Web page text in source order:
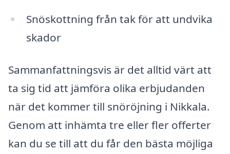
Snöskottning från tak för att undvika
skador
Sammanfattningsvis är det alltid värt att
ta sig tid att jämföra olika erbjudanden
när det kommer till snöröjning i Nikkala.
Genom att inhämta tre eller fler offerter
kan du se till att du får den bästa möjliga